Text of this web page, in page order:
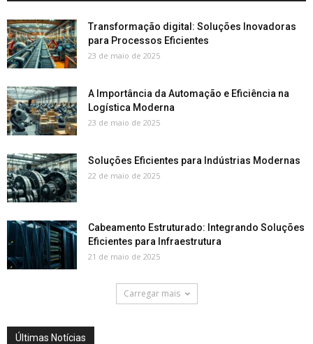
Transformação digital: Soluções Inovadoras
para Processos Eficientes
23 de maio de 2025
A Importância da Automação e Eficiência na
Logística Moderna
23 de maio de 2025
Soluções Eficientes para Indústrias Modernas
22 de maio de 2025
Cabeamento Estruturado: Integrando Soluções
Eficientes para Infraestrutura
21 de maio de 2025
Carregar mais
Últimas Notícias